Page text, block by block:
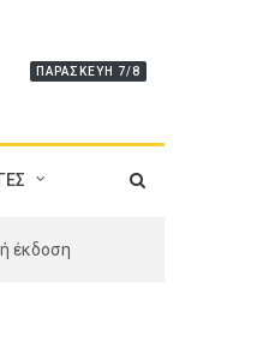
ΠΑΡΑΣΚΕΥΉ 7/8
έκδοση